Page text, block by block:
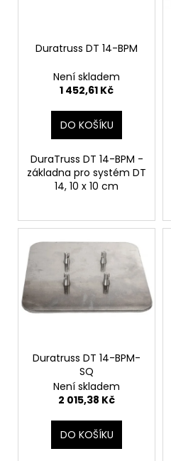
Duratruss DT 14-BPM
Není skladem
1 452,61 Kč
DO KOŠÍKU
DuraTruss DT 14-BPM -
základna pro systém DT
14, 10 x 10 cm
Duratruss DT 14-BPM-
SQ
Není skladem
2 015,38 Kč
DO KOŠÍKU
HLEDAT
D
u